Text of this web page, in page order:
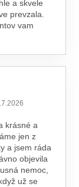
a skvele
prevzala.
vam
obchodu je 5 z 5
krásné a
jen z
a jsem ráda
objevila
nemoc,
už se